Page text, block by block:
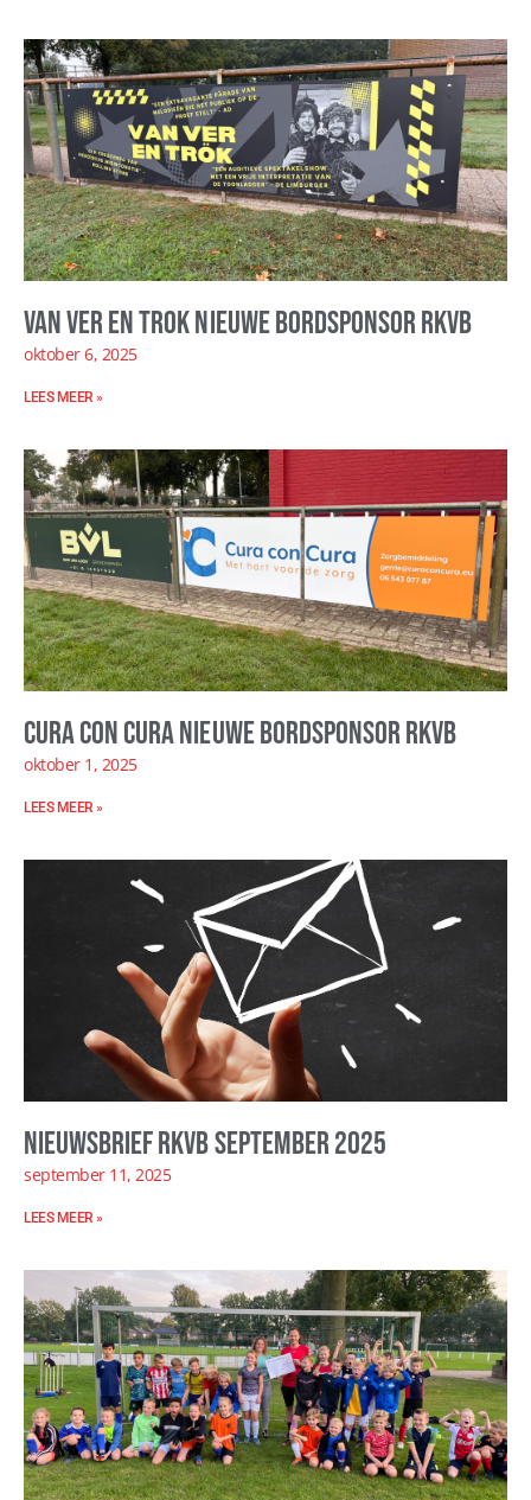
Van Ver en Trok nieuwe bordsponsor RKVB
oktober 6, 2025
LEES MEER »
Cura con Cura nieuwe bordsponsor RKVB
oktober 1, 2025
LEES MEER »
Nieuwsbrief RKVB september 2025
september 11, 2025
LEES MEER »